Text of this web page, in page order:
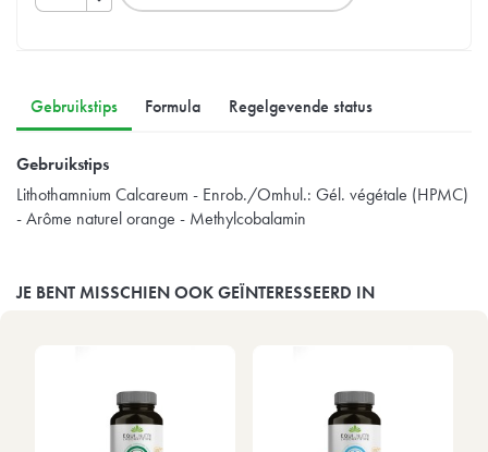
Gebruikstips Formula Regelgevende status
Gebruikstips
Lithothamnium Calcareum - Enrob./Omhul.: Gél. végétale (HPMC)
- Arôme naturel orange - Methylcobalamin
JE BENT MISSCHIEN OOK GEÏNTERESSEERD IN